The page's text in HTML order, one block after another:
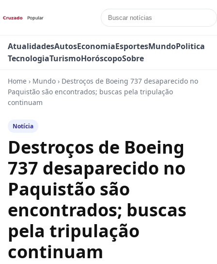
AtualidadesAutosEconomiaEsportesMundoPolitica
TecnologiaTurismoHoróscopoSobre
Home › Mundo › Destroços de Boeing 737 desaparecido no
Paquistão são encontrados; buscas pela tripulação
continuam
Notícia
Destroços de Boeing
737 desaparecido no
Paquistão são
encontrados; buscas
pela tripulação
continuam